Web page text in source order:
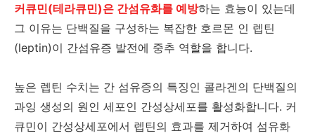
커큐민(테라큐민)은 간섬유화를 예방하는 효능이 있는데
그 이유는 단백질을 구성하는 복잡한 호르몬 인 렙틴
(leptin)이 간섬유증 발전에 중추 역할을 합니다.
높은 렙틴 수치는 간 섬유증의 특징인 콜라겐의 단백질의
과잉 생성의 원인 세포인 간성상세포를 활성화합니다. 커
큐민이 간성상세포에서 렙틴의 효과를 제거하여 섬유화